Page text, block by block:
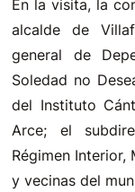
En la visita, la
alcalde de
general de
Soledad no
del Instituto
Arce; el
Régimen Interior,
y vecinas del